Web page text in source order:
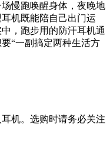
慢跑唤醒身体，夜晚地
机既能陪自己出门运
，跑步用的防汗耳机通
“一副搞定两种生活方
机。选购时请务必关注